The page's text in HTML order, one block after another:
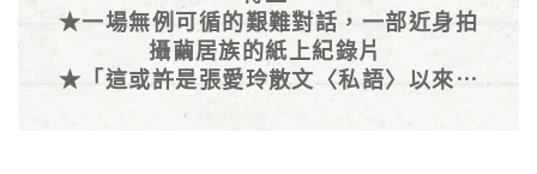
★一場無例可循的艱難對話，一部近身拍
攝繭居族的紙上紀錄片
★「這或許是張愛玲散文〈私語〉以來最
冒犯的家庭書寫了。」——盧郁佳